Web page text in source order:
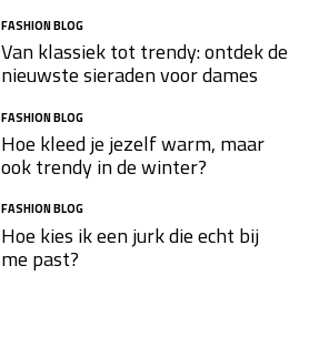
FASHION BLOG
Van klassiek tot trendy: ontdek de
nieuwste sieraden voor dames
FASHION BLOG
Hoe kleed je jezelf warm, maar
ook trendy in de winter?
FASHION BLOG
Hoe kies ik een jurk die echt bij
me past?